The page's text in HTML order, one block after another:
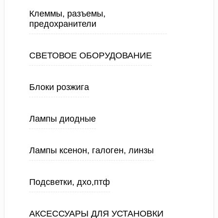
Клеммы, разъемы,
предохранители
СВЕТОВОЕ ОБОРУДОВАНИЕ
Блоки розжига
Лампы диодные
Лампы ксенон, галоген, линзы
Подсветки, дхо,птф
АКСЕССУАРЫ ДЛЯ УСТАНОВКИ